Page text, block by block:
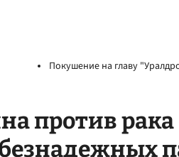
Покушение на главу
против рака
безнадежных